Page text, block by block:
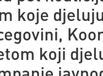
koje
koji